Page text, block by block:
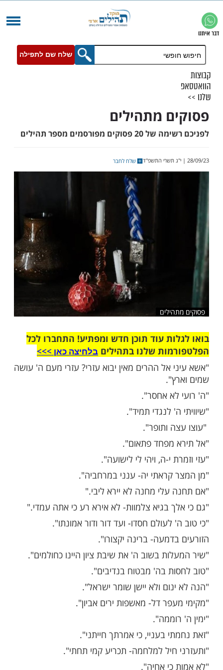
שלח שם לתפילה
מתהילים
מפורסמים מספר תהילים
עוד תוכן חדש ומפתיע! התחברו לכל
שלנו בתהילים
אל ההרים מאין יבוא עזרי? עזרי מעם ה' עושה
אחסר".
לנגדי תמיד".
ותופר".
מפחד פתאום".
י-ה, ויהי לי לישועה".
קראתי יה- ענני במרחביה".
מחנה לא יירא ליבי."
בגיא צלמוות- לא אירא רע כי אתה עמדי."
לעולם חסדו- ועד דור ודור אמונתו".